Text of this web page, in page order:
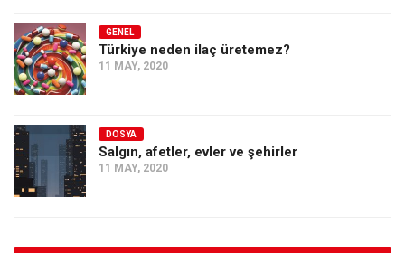
GENEL
Türkiye neden ilaç üretemez?
11 MAY, 2020
DOSYA
Salgın, afetler, evler ve şehirler
11 MAY, 2020